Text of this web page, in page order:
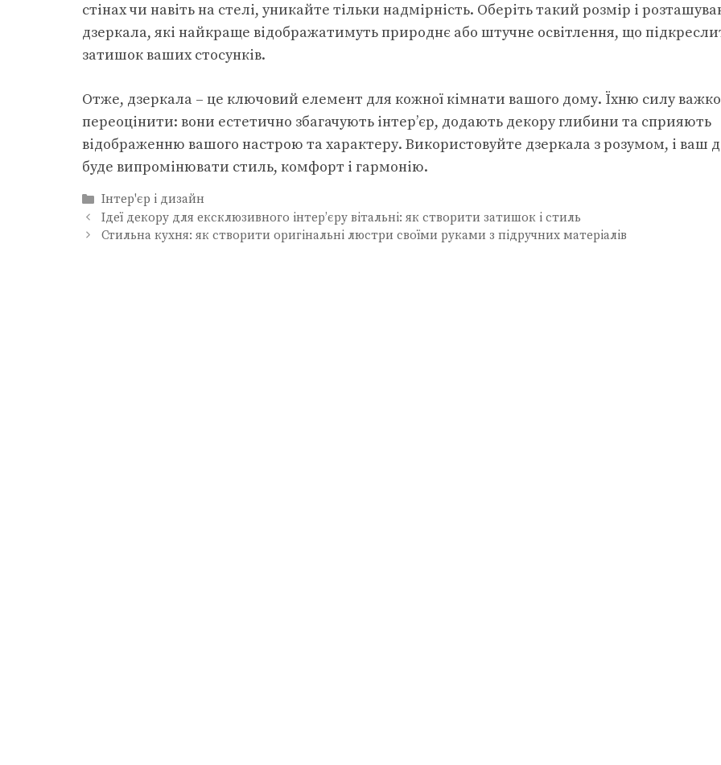
стінах чи навіть на стелі, уникайте тільки надмірність. Оберіть такий розмір і
дзеркала, які найкраще відображатимуть природнє або штучне освітлення, що
затишок ваших стосунків.
Отже, дзеркала – це ключовий елемент для кожної кімнати вашого дому. Їхню силу важко
переоцінити: вони естетично збагачують інтер’єр, додають декору глибини та сприяють
відображенню вашого настрою та характеру. Використовуйте дзеркала з розумом, і ваш
буде випромінювати стиль, комфорт і гармонію.
Категорії
Інтер'єр і дизайн
Ідеї декору для ексклюзивного інтер’єру вітальні: як створити затишок і стиль
Стильна кухня: як створити оригінальні люстри своїми руками з підручних матеріалів